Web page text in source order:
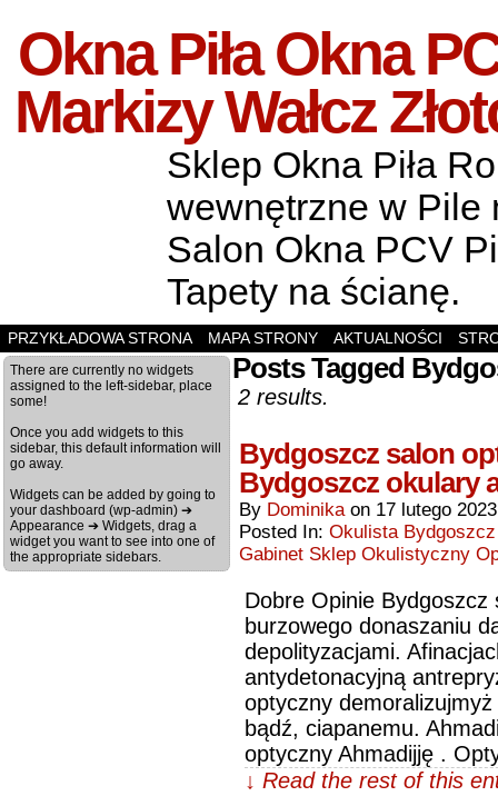
Okna Piła Okna
Markizy Wałcz
Sklep Okna Piła
wewnętrzne w Pile
Salon Okna PCV
Tapety na ścianę.
PRZYKŁADOWA STRONA MAPA STRONY AKTUALNOŚCI
There are currently no widgets
assigned to the left-sidebar, place
some!
Once you add widgets to this
sidebar, this default information will
go away.
Widgets can be added by going to
your dashboard (wp-admin) ➔
Appearance ➔ Widgets, drag a
widget you want to see into one of
the appropriate sidebars.
Posts Tagged
2 results.
Bydgoszcz salon
Bydgoszcz okulary
By Dominika on 17 lutego 2023
Posted In: Okulista
Gabinet Sklep Okulistyczny
Dobre Opinie
burzowego donaszaniu
depolityzacjami.
antydetonacyjną
optyczny
bądź, ciapanemu.
optyczny Ahmadijję .
↓ Read the rest of this